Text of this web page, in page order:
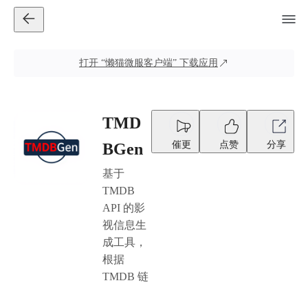
打开 “懒猫微服客户端” 下载应用
TMD
BGen
基于
TMDB
API 的影
视信息生
成工具，
根据
TMDB 链
催更 点赞 分享